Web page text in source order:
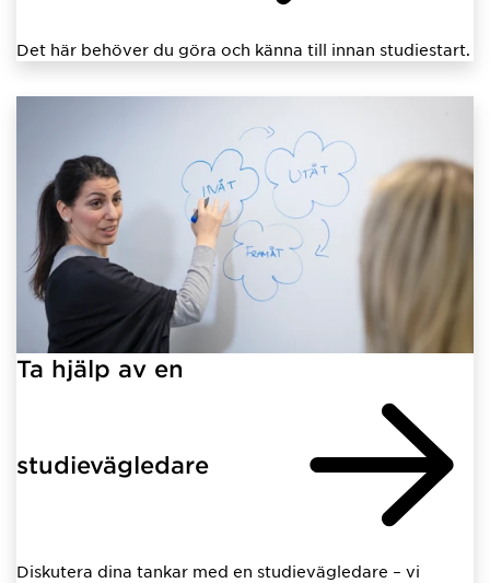
Det här behöver du göra och känna till innan studiestart.
Ta hjälp av en
studievägledare
Diskutera dina tankar med en studievägledare – vi